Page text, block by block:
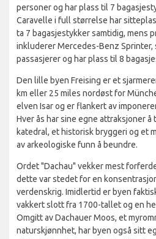
personer og har plass til 7
Caravelle i full størrelse har
ta 7 bagasjestykker samtidig, mens
inkluderer Mercedes-Benz Sprinter,
passasjerer og har plass til 8
Den lille byen Freising er et
km eller 25 miles nordøst for
elven Isar og er flankert av
Hver ås har sine egne attraksjoner
katedral, et historisk bryggeri og et
av arkeologiske funn å beundre.
Ordet "Dachau" vekker mest
dette var stedet for en
verdenskrig. Imidlertid er byen
vakkert slott fra 1700-tallet og en
Omgitt av Dachauer Moos, et
naturskjønnhet, har byen også sitt